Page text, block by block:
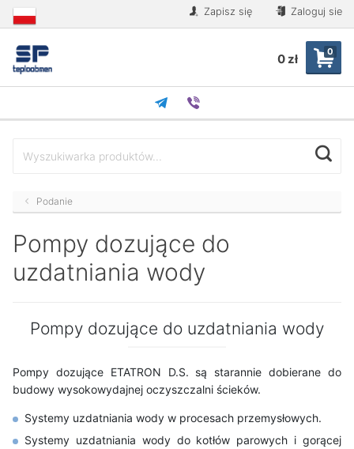
Zapisz się Zaloguj sie
0
0 zł
Podanie
Pompy dozujące do
uzdatniania wody
Pompy dozujące do uzdatniania wody
Pompy dozujące ETATRON D.S. są starannie dobierane do
budowy wysokowydajnej oczyszczalni ścieków.
Systemy uzdatniania wody w procesach przemysłowych.
Systemy uzdatniania wody do kotłów parowych i gorącej